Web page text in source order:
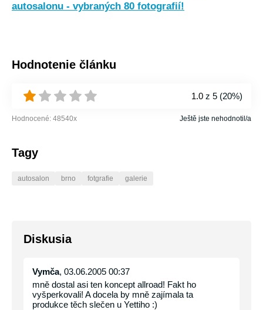
autosalonu - vybraných 80 fotografií!
Hodnotenie článku
1.0 z 5 (20%)
Hodnocené: 48540x Ještě jste nehodnotil/a
Tagy
autosalon brno fotgrafie galerie
Diskusia
Vymča, 03.06.2005 00:37
mně dostal asi ten koncept allroad! Fakt ho
vyšperkovali! A docela by mně zajímala ta
produkce těch slečen u Yettiho :)